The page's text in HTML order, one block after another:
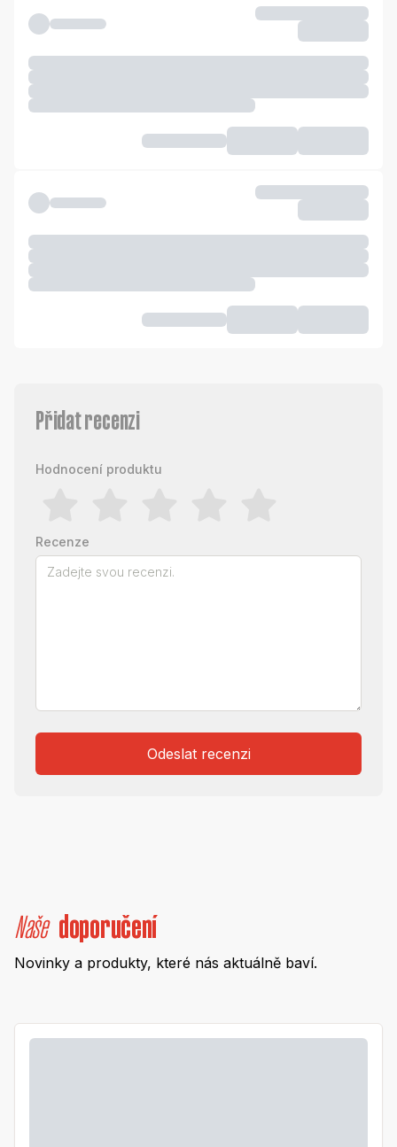
Přidat recenzi
Hodnocení produktu
Recenze
Odeslat recenzi
Naše doporučení
Novinky a produkty, které nás aktuálně baví.